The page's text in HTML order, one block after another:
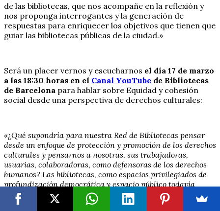
de las bibliotecas, que nos acompañe en la reflexión y
nos proponga interrogantes y la generación de
respuestas para enriquecer los objetivos que tienen que
guiar las bibliotecas públicas de la ciudad.»
Será un placer vernos y escucharnos el día 17 de marzo
a las 18:30 horas en el Canal YouTube de Bibliotecas
de Barcelona para hablar sobre Equidad y cohesión
social desde una perspectiva de derechos culturales:
«¿Qué supondría para nuestra Red de Bibliotecas pensar
desde un enfoque de protección y promoción de los derechos
culturales y pensarnos a nosotras, sus trabajadoras,
usuarias, colaboradoras, como defensoras de los derechos
humanos? Las bibliotecas, como espacios privilegiados de
profundización democrática y espacio público todavía
resistente al peso del enfoque productivista, son
instituciones clave para la construcción de cohesión social